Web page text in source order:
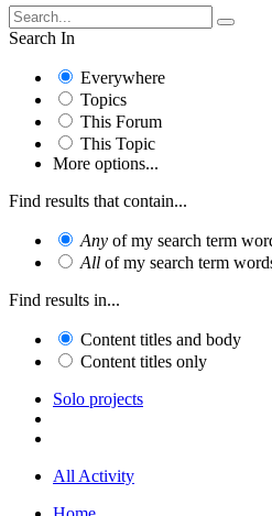
Search In
Everywhere
Topics
This Forum
This Topic
More options...
Find results that contain...
Any of my search term
All of my search term
Find results in...
Content titles and body
Content titles only
Solo projects
All Activity